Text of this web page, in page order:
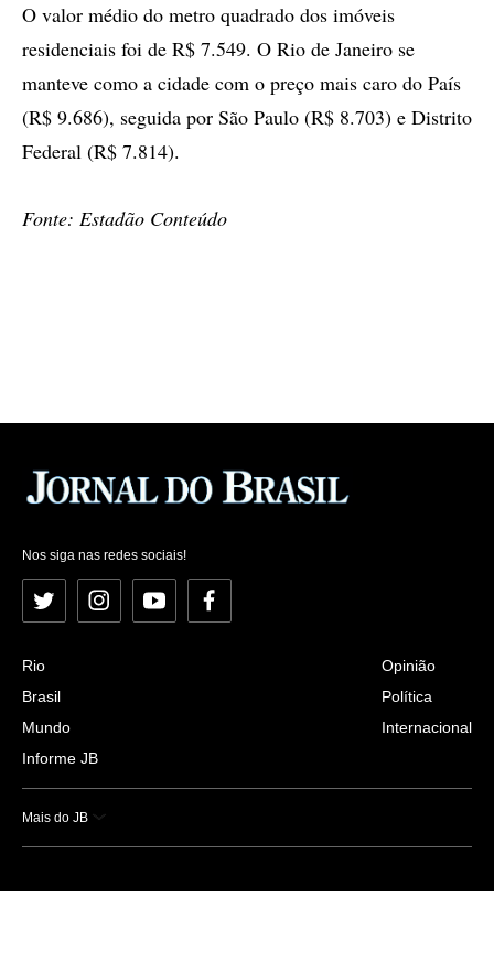
O valor médio do metro quadrado dos imóveis
residenciais foi de R$ 7.549. O Rio de Janeiro se
manteve como a cidade com o preço mais caro do País
(R$ 9.686), seguida por São Paulo (R$ 8.703) e Distrito
Federal (R$ 7.814).
Fonte: Estadão Conteúdo
Nos siga nas redes sociais!
Twitter InstagramYouTubeFacebook
Rio
Brasil
Mundo
Informe JB
Opinião
Política
Internacional
Mais do JB
Esportes